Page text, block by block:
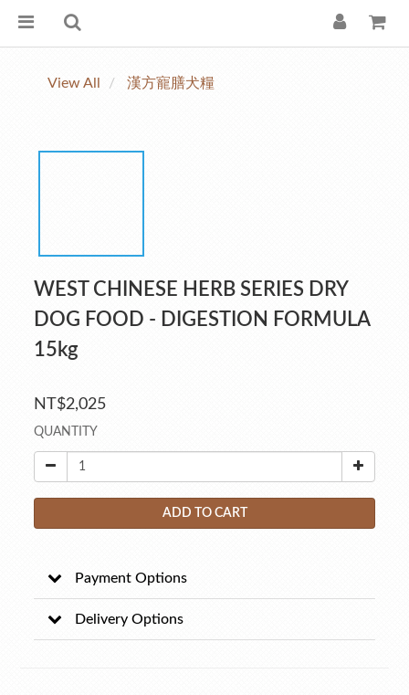
View All 漢方寵膳犬糧
WEST CHINESE HERB SERIES DRY
DOG FOOD - DIGESTION FORMULA
15kg
NT$2,025
QUANTITY
ADD TO CART
Payment Options
Delivery Options